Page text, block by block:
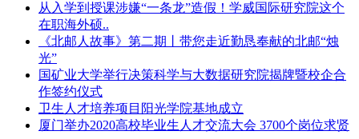
从入学到授课涉嫌“一条龙”造假！学威国际研究院这个
在职海外硕..
《北邮人故事》第二期丨带您走近勤恳奉献的北邮“烛
光”
国矿业大学举行决策科学与大数据研究院揭牌暨校企合
作签约仪式
卫生人才培养项目阳光学院基地成立
厦门举办2020高校毕业生人才交流大会 3700个岗位求贤